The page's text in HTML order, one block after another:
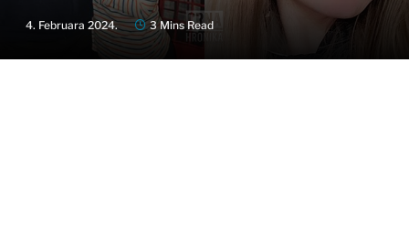
4. Februara 2024. 3 Mins Read